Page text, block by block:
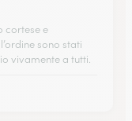
cortese e
sono stati
vivamente a tutti.